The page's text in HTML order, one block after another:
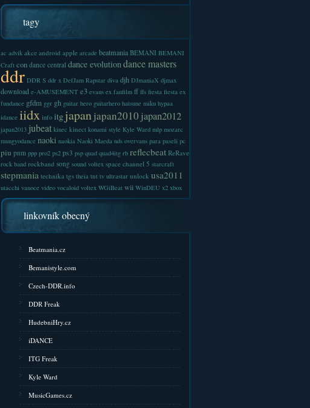
tagy
ac advik akce android apple arcade beatmania BEMANI BEMANI
Craft con dance central dance evolutiondance masters
ddr DDR S ddr x DefJam Rapstar diva djh DJmaniaX djmax
download e-AMUSEMENT e3 evans ex fanfilm ff ffs fiesta fiesta ex
fundance gfdm ggr gh guitar hero guitarhero hatsune miku hypaa
idance iidx info itg japanjapan2010 japan2012
japan2013 jubeat kinec kinect konami style Kyle Ward mlp mozarc
mungyodance naoki naokia Naoki Maeda nds overvans para paseli pc
piu pnm ppp pro2 ps2 ps3 psp quad quad4itg rb reflecbeat ReRave
rock band rockband song sound voltex space channel 5 starcraft
stepmania technika tgs theia tnt tv ultrastar unlock usa2011
utacchi vanoce video vocaloid voltex WGiBeat wii WinDEU x2 xbox
linkovník obecný
Beatmania.cz
Bemanistyle.com
Czech-DDR.info
DDR Freak
HudebniHry.cz
iDANCE
ITG Freak
Kyle Ward
MusicGames.cz